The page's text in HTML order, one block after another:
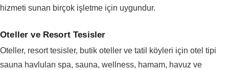
hizmeti sunan birçok işletme için uygundur.
Oteller ve Resort Tesisler
Oteller, resort tesisler, butik oteller ve tatil köyleri için otel tipi
sauna havluları spa, sauna, wellness, hamam, havuz ve